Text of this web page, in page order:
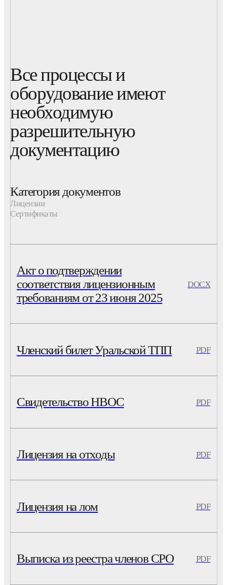
Все процессы и
оборудование имеют
необходимую
разрешительную
документацию
Категория документов
Лицензии
Сертификаты
Акт о подтверждении
соответствия лицензионным
требованиям от 23 июня 2025
DOCX
Членский билет Уральской ТПП PDF
Свидетельство НВОС PDF
Лицензия на отходы PDF
Лицензия на лом PDF
Выписка из реестра членов СРО PDF